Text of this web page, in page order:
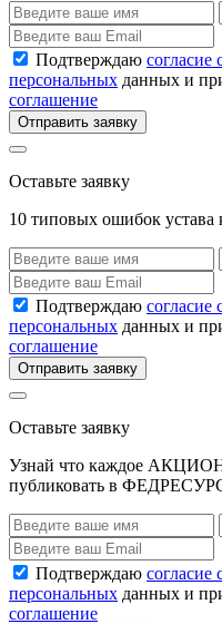
Подтверждаю согласие
персональных данных и
соглашение
Отправить заявку
Оставьте заявку
10 типовых ошибок устава
Подтверждаю согласие
персональных данных и
соглашение
Отправить заявку
Оставьте заявку
Узнай что каждое
публиковать в
Подтверждаю согласие
персональных данных и
соглашение